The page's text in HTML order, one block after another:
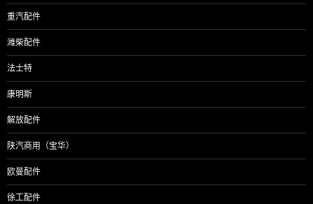
重汽配件
潍柴配件
法士特
康明斯
解放配件
陕汽商用（宝华）
欧曼配件
徐工配件